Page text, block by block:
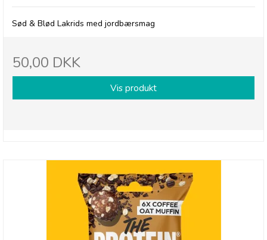
Sød & Blød Lakrids med jordbærsmag
50,00 DKK
Vis produkt